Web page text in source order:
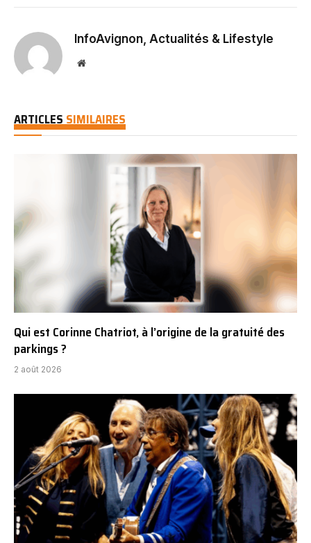
InfoAvignon, Actualités & Lifestyle
Website
ARTICLES SIMILAIRES
Qui est Corinne Chatriot, à l’origine de la gratuité des
parkings ?
2 août 2026